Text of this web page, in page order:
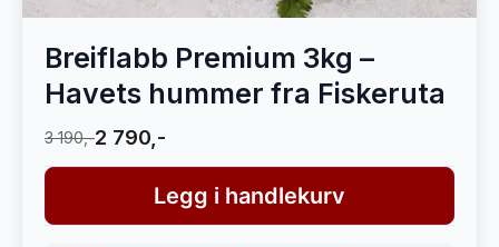
Breiflabb Premium 3kg –
Havets hummer fra Fiskeruta
3 190,-2 790,-
Legg i handlekurv